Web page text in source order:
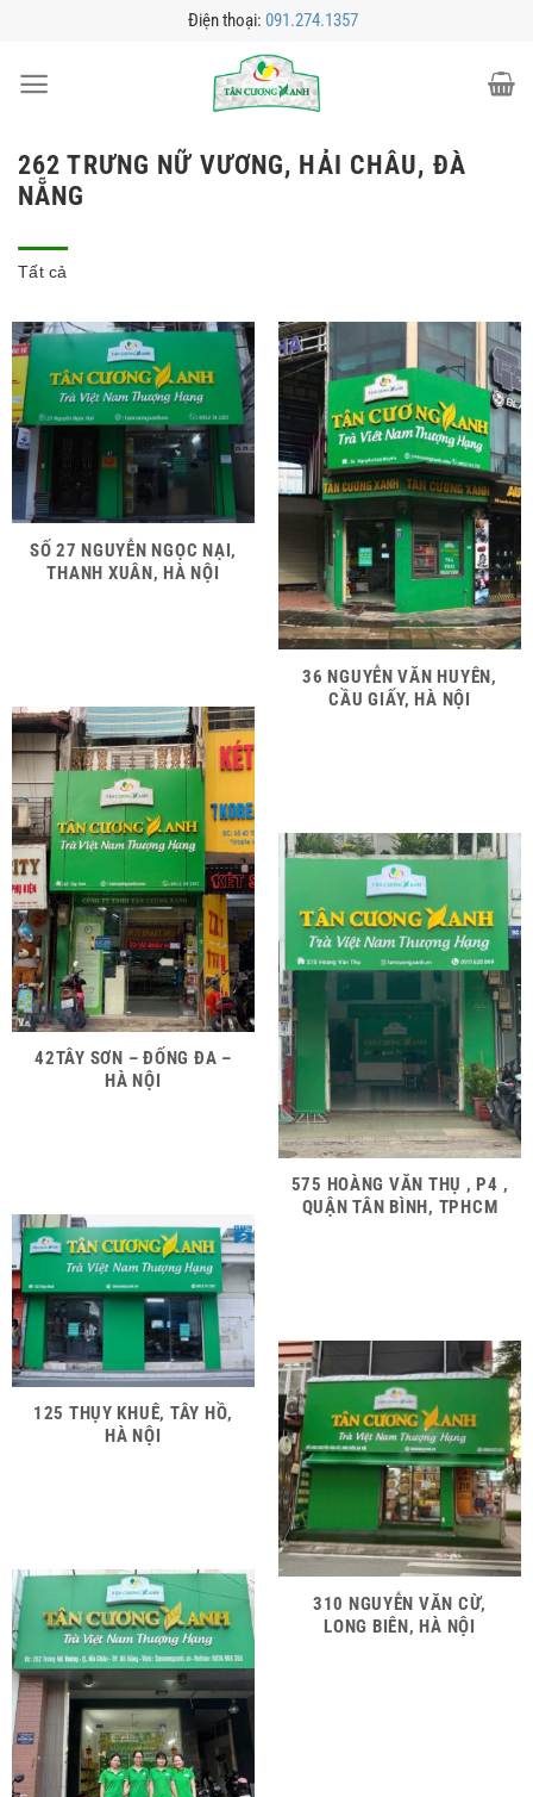
nội
Điện thoại: 091.274.1357
262 TRƯNG NỮ VƯƠNG, HẢI CHÂU, ĐÀ
NẴNG
Tất cả
SỐ 27 NGUYỄN NGỌC NẠI,
THANH XUÂN, HÀ NỘI
36 NGUYỄN VĂN HUYÊN,
CẦU GIẤY, HÀ NỘI
42TÂY SƠN – ĐỐNG ĐA –
HÀ NỘI
575 HOÀNG VĂN THỤ , P4 ,
QUẬN TÂN BÌNH, TPHCM
125 THỤY KHUÊ, TÂY HỒ,
HÀ NỘI
310 NGUYỄN VĂN CỪ,
LONG BIÊN, HÀ NỘI